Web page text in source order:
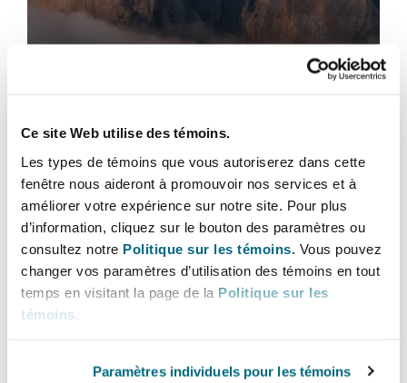
Ce site Web utilise des témoins.
Les types de témoins que vous autoriserez dans cette
fenêtre nous aideront à promouvoir nos services et à
améliorer votre expérience sur notre site. Pour plus
d’information, cliquez sur le bouton des paramètres ou
consultez notre Politique sur les témoins. Vous pouvez
changer vos paramètres d’utilisation des témoins en tout
temps en visitant la page de la Politique sur les
témoins
Paramètres individuels pour les témoins
Responsabilité des sièges sociaux
Enfers juridiques
Enfers juridiques
Inflation sociale